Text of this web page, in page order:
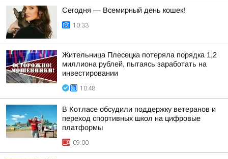
Сегодня — Всемирный день кошек!
10:33
Жительница Плесецка потеряла порядка 1,2
миллиона рублей, пытаясь заработать на
инвестировании
10:48
В Котласе обсудили поддержку ветеранов и
переход спортивных школ на цифровые
платформы
09:00